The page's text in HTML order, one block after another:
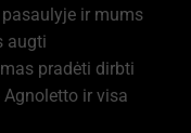
ir mums
augti
pradėti dirbti
ir visa